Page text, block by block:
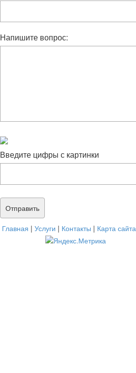
Напишите вопрос:
Введите цифры с картинки
Главная | Услуги | Контакты | Карта сайта